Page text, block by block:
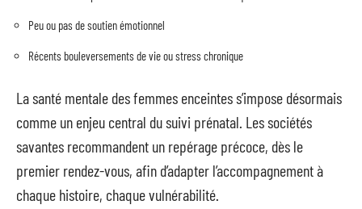
Peu ou pas de soutien émotionnel
Récents bouleversements de vie ou stress chronique
La santé mentale des femmes enceintes s’impose désormais
comme un enjeu central du suivi prénatal. Les sociétés
savantes recommandent un repérage précoce, dès le
premier rendez-vous, afin d’adapter l’accompagnement à
chaque histoire, chaque vulnérabilité.